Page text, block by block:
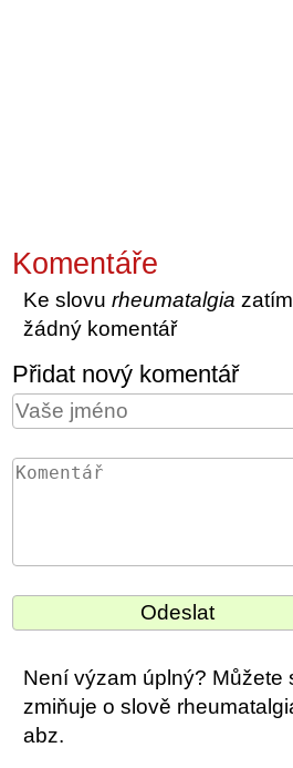
Komentáře
Ke slovurheumatalgia
žádný komentář
Přidat nový komentář
Není výzam úplný? Můžete
zmiňuje o slově
abz.